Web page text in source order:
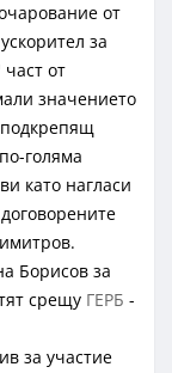
от
за
от
значението
голяма
като нагласи
Борисов за
срещу ГЕРБ -
за участие